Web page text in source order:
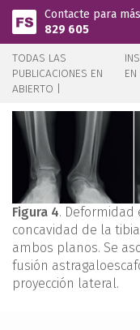
Pasar al contenido
Contacte para
829 605
TODAS LAS
PUBLICACIONES EN
ABIERTO |
Figura 4. Deformidad
concavidad de la
ambos planos. Se
fusión
proyección lateral.